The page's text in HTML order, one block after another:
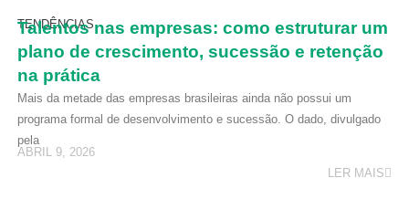
TENDÊNCIAS
Talentos nas empresas: como estruturar um
plano de crescimento, sucessão e retenção
na prática
Mais da metade das empresas brasileiras ainda não possui um
programa formal de desenvolvimento e sucessão. O dado, divulgado
pela
ABRIL 9, 2026
LER MAIS